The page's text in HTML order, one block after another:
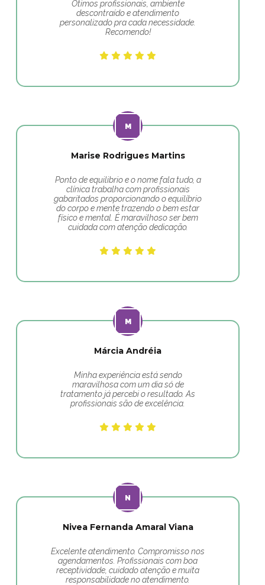
Ótimos profissionais, ambiente
descontraído e atendimento
personalizado pra cada necessidade.
Recomendo!
Marise Rodrigues Martins
Ponto de equilibrio e o nome fala tudo, a
clínica trabalha com profissionais
gabaritados proporcionando o equilíbrio
do corpo e mente trazendo o bem estar
físico e mental. É maravilhoso ser bem
cuidada com atenção dedicação.
Márcia Andréia
Minha experiência está sendo
maravilhosa com um dia só de
tratamento já percebi o resultado. As
profissionais são de excelência.
Nivea Fernanda Amaral Viana
Excelente atendimento. Compromisso nos
agendamentos. Profissionais com boa
receptividade, cuidado atenção e muita
responsabilidade no atendimento.